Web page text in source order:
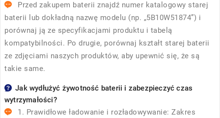
Przed zakupem baterii znajdź numer katalogowy starej
baterii lub dokładną nazwę modelu (np. „5B10W51874”) i
porównaj ją ze specyfikacjami produktu i tabelą
kompatybilności. Po drugie, porównaj kształt starej baterii
ze zdjęciami naszych produktów, aby upewnić się, że są
takie same.
Jak wydłużyć żywotność baterii i zabezpieczyć czas
wytrzymałości?
1. Prawidłowe ładowanie i rozładowywanie: Zakres